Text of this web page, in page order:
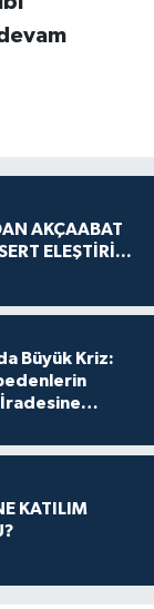
AKÇAABAT
ELEŞTİRİ...
Büyük Kriz:
KATILIM